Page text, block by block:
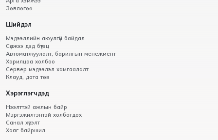
Зөвлөгөө
Шийдэл
Мэдээллийн аюулгүй байдал
Сүлжээ дэд бүтэц
Автоматжуулалт, барилгын менежмент
Харилцаа холбоо
Сервер мэдээлэл хамгаалалт
Клауд, дата төв
Хэрэглэгчдэд
Нээлттэй ажлын байр
Мэргэжилтэнтэй холбогдох
Санал хүсэлт
Хаяг байршил